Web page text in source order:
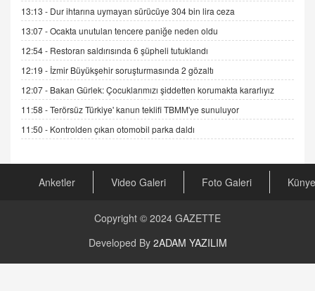
DR. EKREM ASLAN
Gerçek Ne, Algı Ne? "Beraber Yürüyoruz"
Cümlesinin Peşinden
19.07.2025 12:45
GÖNÜL MENEKŞE
Şifacının Yolu
04.11.2025 12:56
AV. RÜMEYSA ÖZKALE
Kira Uyuşmazlıklarında Dava Açmadan Önce
Arabulucuya Başvuru Şartı
Değişen yapısıyla Suriye
13:13 - Dur ihtarına uymayan sürücüye 304 bin lira ceza
13:07 -Ocakta unutulan tencere paniğe neden oldu
12:54 - Restoran saldırısında 6 şüpheli tutuklandı
12:19 - İzmir Büyükşehir soruşturmasında 2 gözaltı
12:07 - Bakan Gürlek: Çocuklarımızı şiddetten korumakta kararlıyız
11:58 -Terörsüz Türkiye' kanun teklifi TBMM'ye sunuluyor
11:50 - Kontrolden çıkan otomobil parka daldı
Anketler Video Galeri Foto Galeri Künye
Copyright © 2024 GAZETTE
Developed By 2ADAM YAZILIM